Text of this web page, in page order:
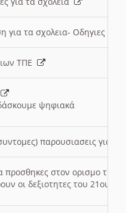
για τα σχολεια- Οδηγιες
ΤΠΕ
ψηφιακά
παρουσιασεις για
προσθηκες στον ορισμο
οι δεξιοτητες του 21ου